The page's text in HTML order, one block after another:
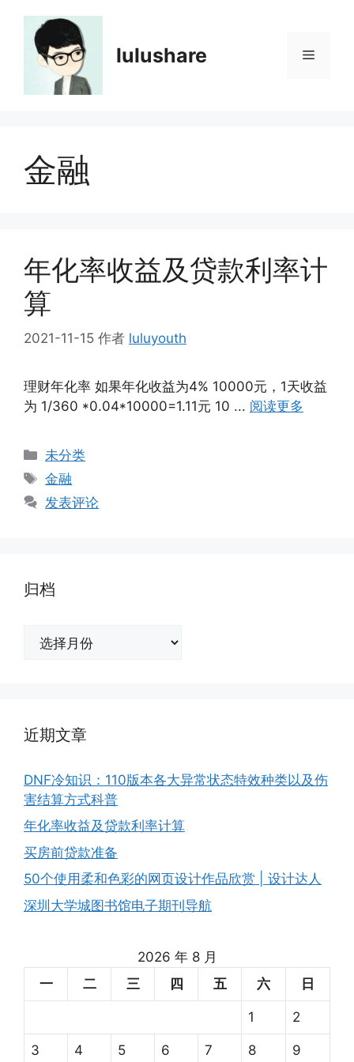
lulushare 菜
金融
年化率收益及贷款利率计
算
2021-11-15 作者 luluyouth
理财年化率 如果年化收益为4% 10000元，1天收益
为 1/360 *0.04*10000=1.11元 10 ... 阅读更多
分
类
未分类
标
签
金融
发表评论
归档
近期文章
DNF冷知识：110版本各大异常状态特效种类以及伤
害结算方式科普
年化率收益及贷款利率计算
买房前贷款准备
50个使用柔和色彩的网页设计作品欣赏 | 设计达人
深圳大学城图书馆电子期刊导航
2026 年 8 月
一
二 三 四 五 六 日
1 2
3 4 5 6 7 8 9